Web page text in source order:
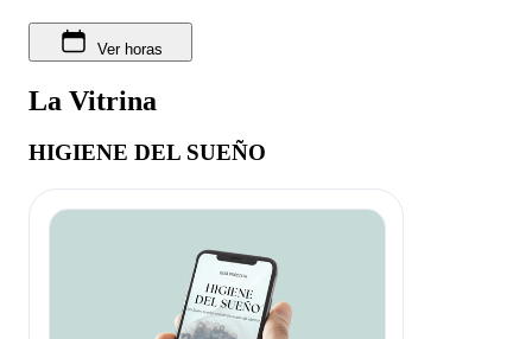
Ver horas
La Vitrina
HIGIENE DEL SUEÑO